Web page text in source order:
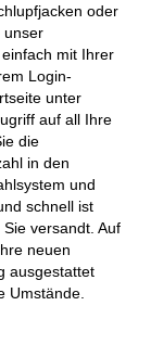
oder
unser
mit Ihrer
Login-
unter
auf all Ihre
die
in den
und
schnell ist
versandt. Auf
neuen
ausgestattet
Umstände.